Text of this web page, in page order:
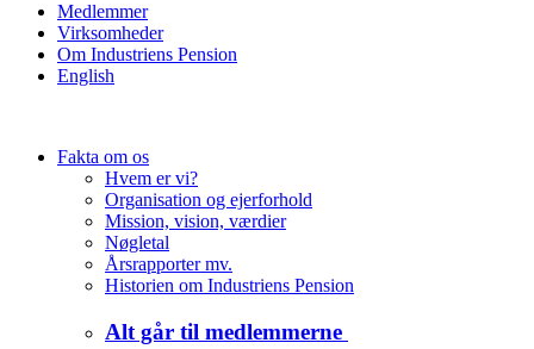
Medlemmer
Virksomheder
Om Industriens Pension
English
Fakta om os
Hvem er vi?
Organisation og ejerforhold
Mission, vision, værdier
Nøgletal
Årsrapporter mv.
Historien om Industriens Pension
Alt går til medlemmerne